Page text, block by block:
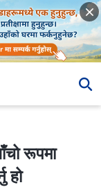
हो
रूपमा
हो